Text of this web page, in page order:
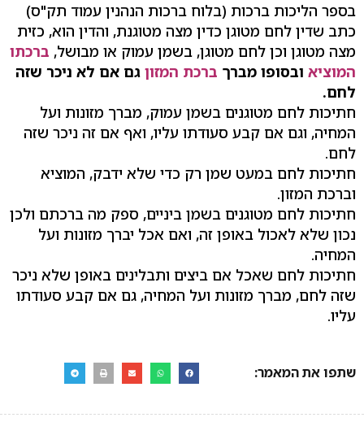
בספר הליכות ברכות (בלוח ברכות הנהנין עמוד תק"ס)
כתב שדין לחם מטוגן כדין מצה מטוגנת, והדין הוא, כזית
מצה מטוגן וכן לחם מטוגן, בשמן עמוק או מבושל, ברכתו
המוציא ובסופו מברך ברכת המזון גם אם לא ניכר שזה
לחם.
חתיכות לחם מטוגנים בשמן עמוק, מברך מזונות ועל
המחיה, וגם אם קבע סעודתו עליו, ואף אם זה ניכר שזה
לחם.
חתיכות לחם במעט שמן רק כדי שלא ידבק, המוציא
וברכת המזון.
חתיכות לחם מטוגנים בשמן ביניים, ספק מה ברכתם ולכן
נכון שלא לאכול באופן זה, ואם אכל יברך מזונות ועל
המחיה.
חתיכות לחם שאכל אם ביצים ותבלינים באופן שלא ניכר
שזה לחם, מברך מזונות ועל המחיה, גם אם קבע סעודתו
עליו.
שתפו את המאמר: